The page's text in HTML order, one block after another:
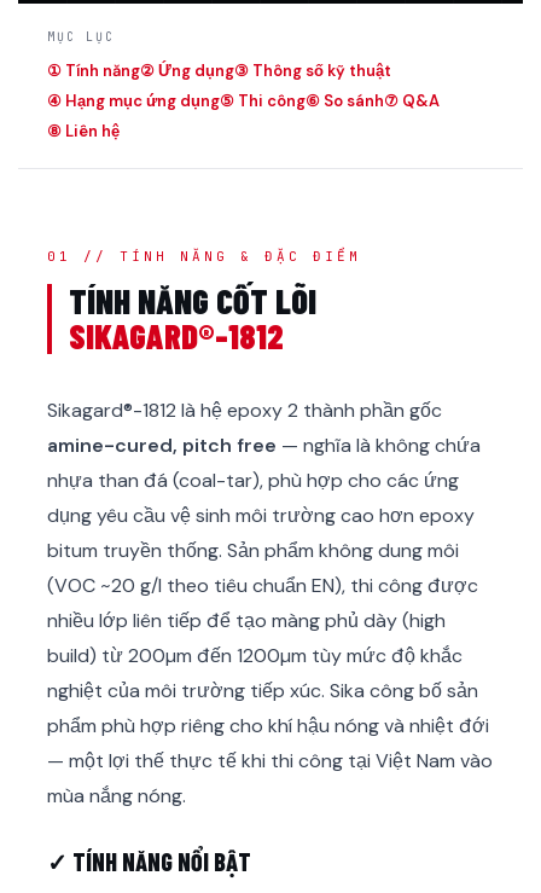
MỤC LỤC
① Tính năng② Ứng dụng③ Thông số kỹ thuật
④ Hạng mục ứng dụng⑤ Thi công⑥ So sánh⑦ Q&A
⑧ Liên hệ
01 // TÍNH NĂNG & ĐẶC ĐIỂM
TÍNH NĂNG CỐT LÕI
SIKAGARD®-1812
Sikagard®-1812 là hệ epoxy 2 thành phần gốc
amine-cured, pitch free — nghĩa là không chứa
nhựa than đá (coal-tar), phù hợp cho các ứng
dụng yêu cầu vệ sinh môi trường cao hơn epoxy
bitum truyền thống. Sản phẩm không dung môi
(VOC ~20 g/l theo tiêu chuẩn EN), thi công được
nhiều lớp liên tiếp để tạo màng phủ dày (high
build) từ 200µm đến 1200µm tùy mức độ khắc
nghiệt của môi trường tiếp xúc. Sika công bố sản
phẩm phù hợp riêng cho khí hậu nóng và nhiệt đới
— một lợi thế thực tế khi thi công tại Việt Nam vào
mùa nắng nóng.
✓ TÍNH NĂNG NỔI BẬT